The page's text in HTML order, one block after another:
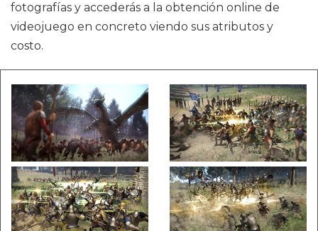
fotografías y accederás a la obtención online de
videojuego en concreto viendo sus atributos y
costo.